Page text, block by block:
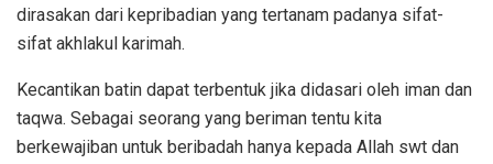
dirasakan dari kepribadian yang tertanam padanya sifat-
sifat akhlakul karimah.
Kecantikan batin dapat terbentuk jika didasari oleh iman dan
taqwa. Sebagai seorang yang beriman tentu kita
berkewajiban untuk beribadah hanya kepada Allah swt dan